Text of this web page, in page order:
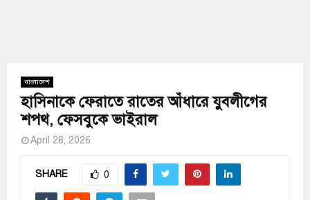
বাংলাদেশ
হাসিনাকে ফেরাতে রাতের আঁধারে যুবলীগের
শপথ, ফেসবুকে ভাইরাল
April 28, 2026
SHARE 0